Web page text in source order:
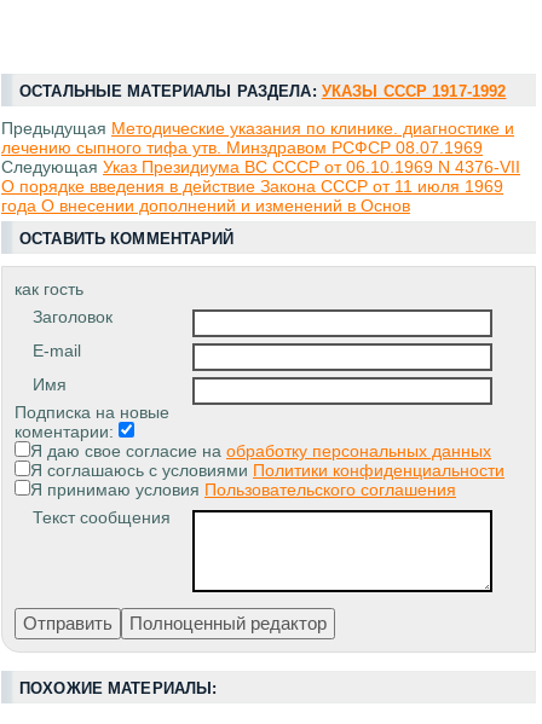
ОСТАЛЬНЫЕ МАТЕРИАЛЫ РАЗДЕЛА: УКАЗЫ СССР 1917-1992
Предыдущая Методические указания по клинике. диагностике и
лечению сыпного тифа утв. Минздравом РСФСР 08.07.1969
Следующая Указ Президиума ВС СССР от 06.10.1969 N 4376-VII
О порядке введения в действие Закона СССР от 11 июля 1969
года О внесении дополнений и изменений в Основ
ОСТАВИТЬ КОММЕНТАРИЙ
как гость
Заголовок
E-mail
Имя
Подписка на новые
коментарии:
Я даю свое согласие на обработку персональных данных
Я соглашаюсь с условиями Политики конфиденциальности
Я принимаю условия Пользовательского соглашения
Текст сообщения
ПОХОЖИЕ МАТЕРИАЛЫ: